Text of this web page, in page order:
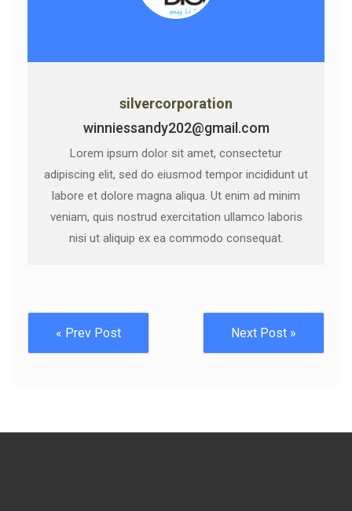
silvercorporation
winniessandy202@gmail.com
Lorem ipsum dolor sit amet, consectetur
adipiscing elit, sed do eiusmod tempor incididunt ut
labore et dolore magna aliqua. Ut enim ad minim
veniam, quis nostrud exercitation ullamco laboris
nisi ut aliquip ex ea commodo consequat.
« Prev Post Next Post »